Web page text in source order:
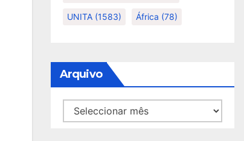
UNITA (1583) África (78)
Arquivo
Arquivo